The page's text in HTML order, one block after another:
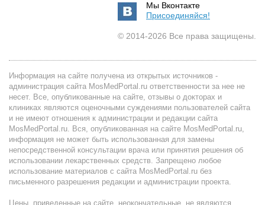
Мы Вконтакте
Присоединяйся!
© 2014-2026 Все права защищены.
Информация на сайте получена из открытых источников -
администрация сайта MosMedPortal.ru ответственности за нее не
несет. Все, опубликованные на сайте, отзывы о докторах и
клиниках являются оценочными суждениями пользователей сайта
и не имеют отношения к администрации и редакции сайта
MosMedPortal.ru. Вся, опубликованная на сайте MosMedPortal.ru,
информация не может быть использованная для замены
непосредственной консультации врача или принятия решения об
использовании лекарственных средств. Запрещено любое
использование материалов с сайта MosMedPortal.ru без
письменного разрешения редакции и администрации проекта.
Цены, приведенные на сайте, неокончательные, не являются